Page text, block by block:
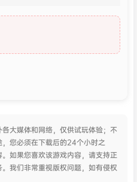
大媒体和网络，仅供试玩体验；不
您必须在下载后的24个小时之
如果您喜欢该游戏内容，请支持正
我们非常重视版权问题，如有侵权